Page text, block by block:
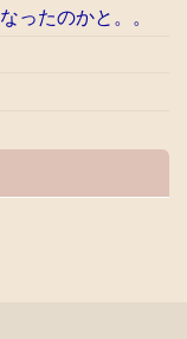
ったのかと。。